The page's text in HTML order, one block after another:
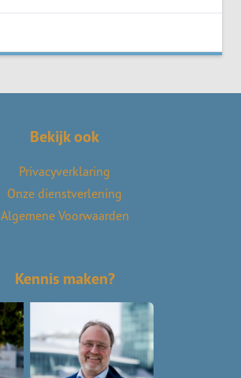
Bekijk ook
Privacyverklaring
Onze dienstverlening
Algemene Voorwaarden
Kennis maken?